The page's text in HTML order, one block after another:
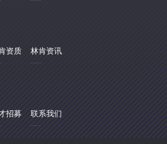
资质 林肯资讯
招募 联系我们